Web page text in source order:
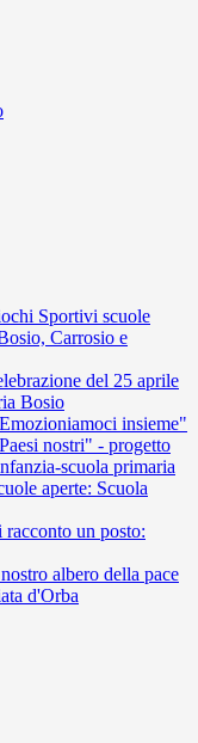
Sportivi scuole
Carrosio e
del 25 aprile
Bosio
insieme"
nostri" - progetto
scuola primaria
aperte: Scuola
un posto:
albero della pace
d'Orba